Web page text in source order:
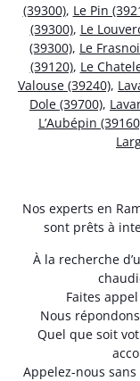
(39300), Le Pin
(39300), Le
(39300), Le
(39120), Le
Valouse (39240),
Dole (39700),
L’Aubépin
Nos experts en
sont prêts à
À la recherche
Faites
Nous
Quel que soit
Appelez-nous